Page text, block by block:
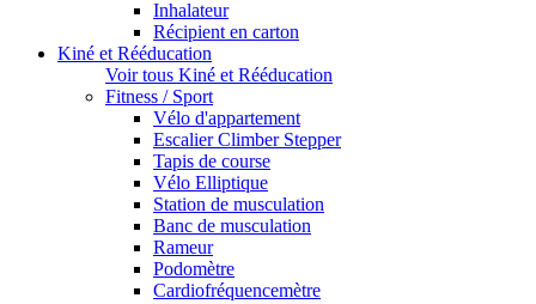
Inhalateur
Récipient en carton
Kiné et Rééducation
Voir tous Kiné et Rééducation
Fitness / Sport
Vélo d'appartement
Escalier Climber Stepper
Tapis de course
Vélo Elliptique
Station de musculation
Banc de musculation
Rameur
Podomètre
Cardiofréquencemètre